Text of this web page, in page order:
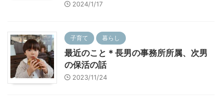
2024/1/17
子育て 暮らし
最近のこと＊長男の事務所所属、次男
の保活の話
2023/11/24